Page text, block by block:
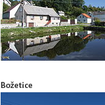
Božetice